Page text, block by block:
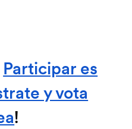
Participar es
y vota
!